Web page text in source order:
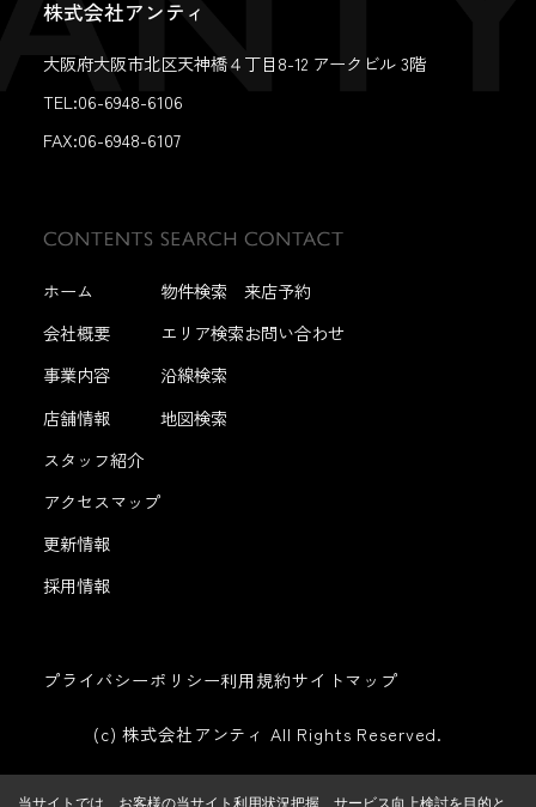
株式会社アンティ
大阪府大阪市北区天神橋４丁目8-12 アークビル 3階
TEL:06-6948-6106
FAX:06-6948-6107
ホーム
会社概要
事業内容
店舗情報
スタッフ紹介
アクセスマップ
更新情報
採用情報
物件検索
エリア検索
沿線検索
地図検索
来店予約
お問い合わせ
プライバシーポリシー利用規約サイトマップ
(c) 株式会社アンティ All Rights Reserved.
当サイトでは、お客様の当サイト利用状況把握、サービス向上検討を目的と